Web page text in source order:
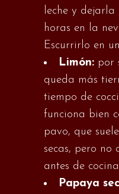
leche y
horas en la
Escurrirlo en
Limón: por
queda más
tiempo de
funciona bien
pavo, que
secas, pero no
antes de
Papaya